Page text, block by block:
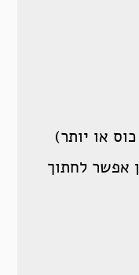
או יותר)
אפשר לחתוך